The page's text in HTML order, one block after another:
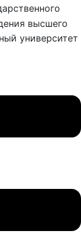
высшего
университет